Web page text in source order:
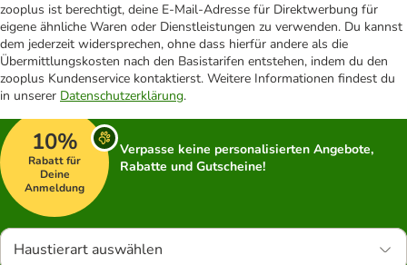
zooplus ist berechtigt, deine E-Mail-Adresse für Direktwerbung für
eigene ähnliche Waren oder Dienstleistungen zu verwenden. Du kannst
dem jederzeit widersprechen, ohne dass hierfür andere als die
Übermittlungskosten nach den Basistarifen entstehen, indem du den
zooplus Kundenservice kontaktierst. Weitere Informationen findest du
in unserer Datenschutzerklärung.
10%
Rabatt für
Deine
Anmeldung
Verpasse keine personalisierten Angebote,
Rabatte und Gutscheine!
Haustierart auswählen